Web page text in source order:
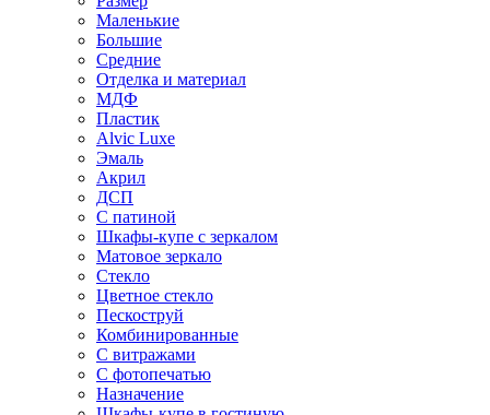
Маленькие
Большие
Средние
Отделка и материал
МДФ
Пластик
Alvic Luxe
Эмаль
Акрил
ДСП
С патиной
Шкафы-купе с зеркалом
Матовое зеркало
Стекло
Цветное стекло
Пескоструй
Комбинированные
С витражами
С фотопечатью
Назначение